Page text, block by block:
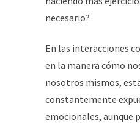
necesario?
En las interacciones
en la manera cómo
nosotros mismos,
constantemente
emocionales, aunque